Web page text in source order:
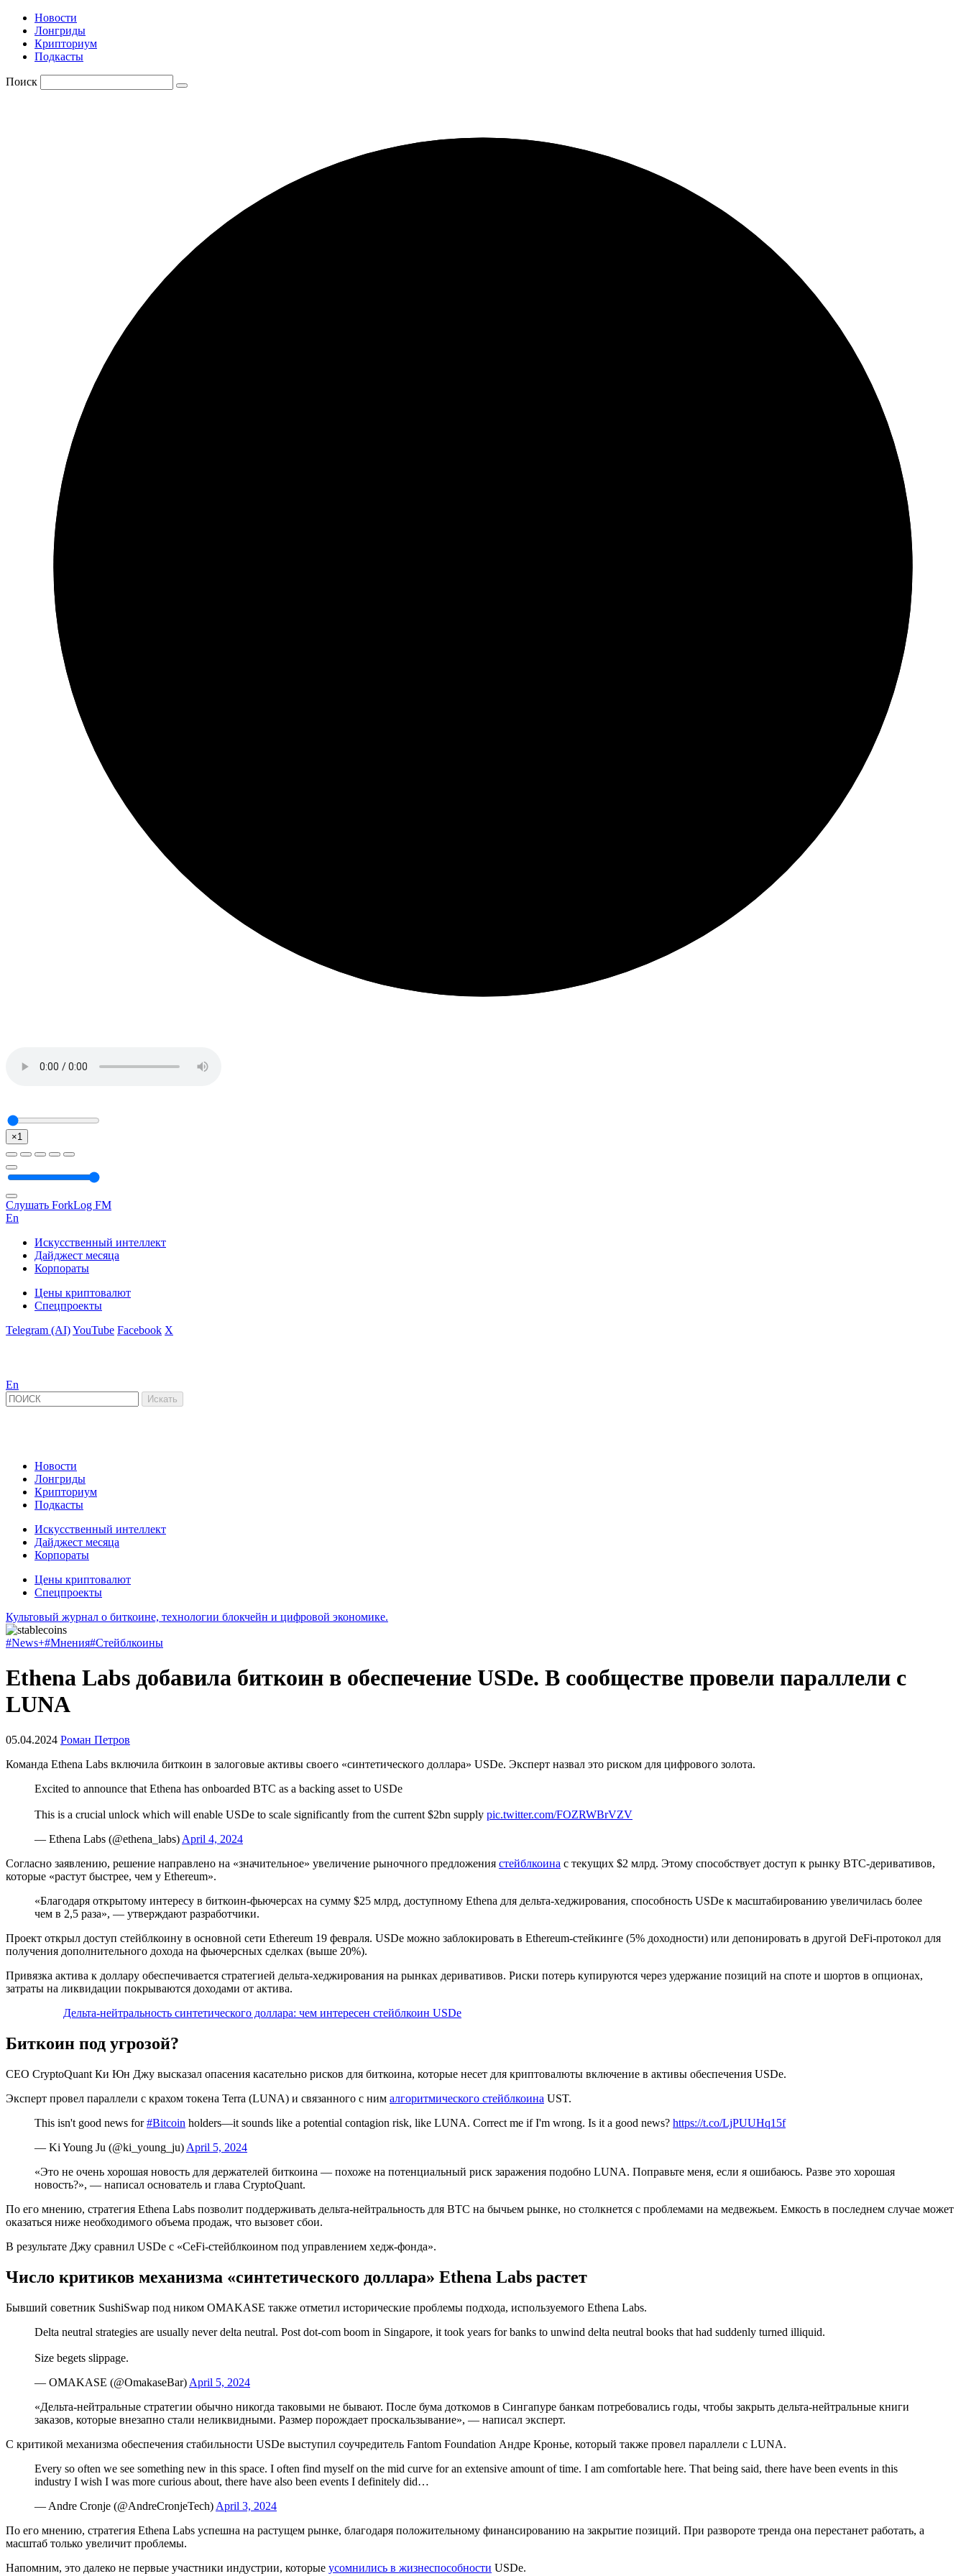
Новости
Лонгриды
Крипториум
Подкасты
Поиск
×1
Слушать ForkLog FM
En
Искусственный интеллект
Дайджест месяца
Корпораты
Цены криптовалют
Спецпроекты
Telegram (AI)YouTube Facebook X
En
Новости
Лонгриды
Крипториум
Подкасты
Искусственный интеллект
Дайджест месяца
Корпораты
Цены криптовалют
Спецпроекты
Культовый журнал о биткоине, технологии блокчейн и цифровой экономике.
#News+#Мнения#Стейблкоины
Ethena Labs добавила биткоин в обеспечение USDe. В сообществе провели параллели с
LUNA
05.04.2024 Роман Петров
Команда Ethena Labs включила биткоин в залоговые активы своего «синтетического доллара» USDe. Эксперт назвал это риском для цифрового золота.
Excited to announce that Ethena has onboarded BTC as a backing asset to USDe
This is a crucial unlock which will enable USDe to scale significantly from the current $2bn supply pic.twitter.com/FOZRWBrVZV
— Ethena Labs (@ethena_labs) April 4, 2024
Согласно заявлению, решение направлено на «значительное» увеличение рыночного предложения стейблкоина с текущих $2 млрд. Этому способствует доступ к рынку BTC-деривативов,
которые «растут быстрее, чем у Ethereum».
«Благодаря открытому интересу в биткоин-фьючерсах на сумму $25 млрд, доступному Ethena для дельта-хеджирования, способность USDe к масштабированию увеличилась более
чем в 2,5 раза», — утверждают разработчики.
Проект открыл доступ стейблкоину в основной сети Ethereum 19 февраля. USDe можно заблокировать в Ethereum-стейкинге (5% доходности) или депонировать в другой DeFi-протокол для
получения дополнительного дохода на фьючерсных сделках (выше 20%).
Привязка актива к доллару обеспечивается стратегией дельта-хеджирования на рынках деривативов. Риски потерь купируются через удержание позиций на споте и шортов в опционах,
затраты на ликвидации покрываются доходами от актива.
Дельта-нейтральность синтетического доллара: чем интересен стейблкоин USDe
Биткоин под угрозой?
CEO CryptoQuant Ки Юн Джу высказал опасения касательно рисков для биткоина, которые несет для криптовалюты включение в активы обеспечения USDe.
Эксперт провел параллели с крахом токена Terra (LUNA) и связанного с ним алгоритмического стейблкоина UST.
This isn't good news for#Bitcoin holders—it sounds like a potential contagion risk, like LUNA. Correct me if I'm wrong. Is it a good news? https://t.co/LjPUUHq15f
— Ki Young Ju (@ki_young_ju) April 5, 2024
«Это не очень хорошая новость для держателей биткоина — похоже на потенциальный риск заражения подобно LUNA. Поправьте меня, если я ошибаюсь. Разве это хорошая
новость?», — написал основатель и глава CryptoQuant.
По его мнению, стратегия Ethena Labs позволит поддерживать дельта-нейтральность для BTC на бычьем рынке, но столкнется с проблемами на медвежьем. Емкость в последнем случае может
оказаться ниже необходимого объема продаж, что вызовет сбои.
В результате Джу сравнил USDe с «CeFi-стейблкоином под управлением хедж-фонда».
Число критиков механизма «синтетического доллара» Ethena Labs растет
Бывший советник SushiSwap под ником OMAKASE также отметил исторические проблемы подхода, используемого Ethena Labs.
Delta neutral strategies are usually never delta neutral. Post dot-com boom in Singapore, it took years for banks to unwind delta neutral books that had suddenly turned illiquid.
Size begets slippage.
— OMAKASE (@OmakaseBar) April 5, 2024
«Дельта-нейтральные стратегии обычно никогда таковыми не бывают. После бума доткомов в Сингапуре банкам потребовались годы, чтобы закрыть дельта-нейтральные книги
заказов, которые внезапно стали неликвидными. Размер порождает проскальзывание», — написал эксперт.
С критикой механизма обеспечения стабильности USDe выступил соучредитель Fantom Foundation Андре Кронье, который также провел параллели с LUNA.
Every so often we see something new in this space. I often find myself on the mid curve for an extensive amount of time. I am comfortable here. That being said, there have been events in this
industry I wish I was more curious about, there have also been events I definitely did…
— Andre Cronje (@AndreCronjeTech) April 3, 2024
По его мнению, стратегия Ethena Labs успешна на растущем рынке, благодаря положительному финансированию на закрытие позиций. При развороте тренда она перестанет работать, а
масштаб только увеличит проблемы.
Напомним, это далеко не первые участники индустрии, которые усомнились в жизнеспособности USDe.